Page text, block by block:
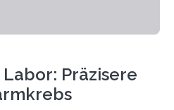
Präzisere